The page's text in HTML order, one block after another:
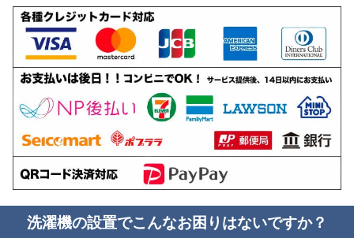
洗濯機の設置でこんなお困りはないですか？